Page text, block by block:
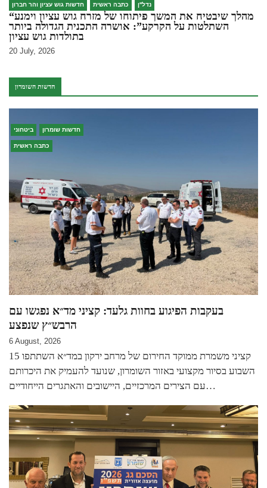
חדשות גוש עציון והר חברון כתבה ראשית נדל''ן
“מהלך שיבטיח את המשך פיתוחו של מזרח גוש עציון וימנע
השתלטות על הקרקע”: אושרה התכנית הגדולה ביותר
בתולדות גוש עציון
20 July, 2026
חדשות השומרון
ביטחוני חדשות שומרון
כתבה ראשית
בעקבות הפיגוע בחוות גלעד: קציני מד״א נפגשו עם
הרבש״ץ שנפצע
6 August, 2026
15 קציני משמרת ממוקד החירום של מרחב ירקון במד״א השתתפו
השבוע בסיור מקצועי באזור השומרון, שנועד להעמיק את היכרותם
עם הצירים המרכזיים, היישובים והאתגרים הייחודיים…